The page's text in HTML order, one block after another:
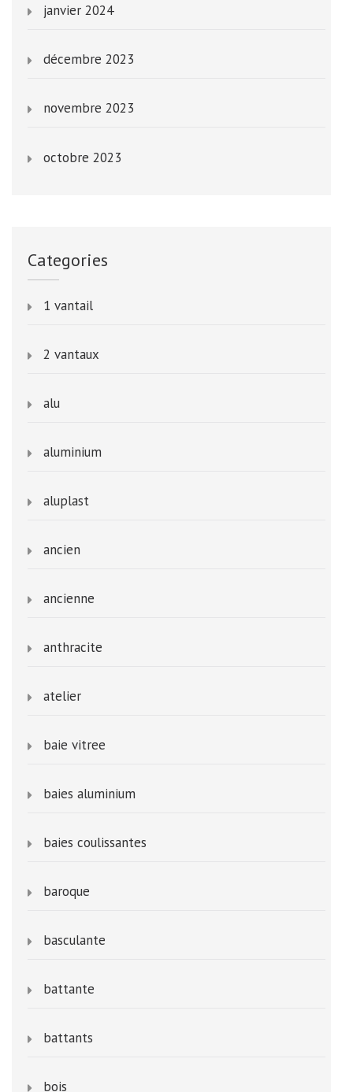
janvier 2024
décembre 2023
novembre 2023
octobre 2023
Categories
1 vantail
2 vantaux
alu
aluminium
aluplast
ancien
ancienne
anthracite
atelier
baie vitree
baies aluminium
baies coulissantes
baroque
basculante
battante
battants
bois